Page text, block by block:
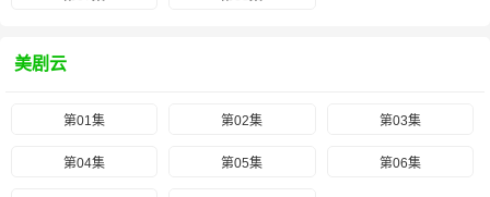
美剧云
第01集 第02集 第03集
第04集 第05集 第06集